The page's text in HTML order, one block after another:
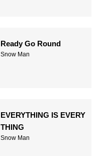
Ready Go Round
Snow Man
EVERYTHING IS EVERY
THING
Snow Man